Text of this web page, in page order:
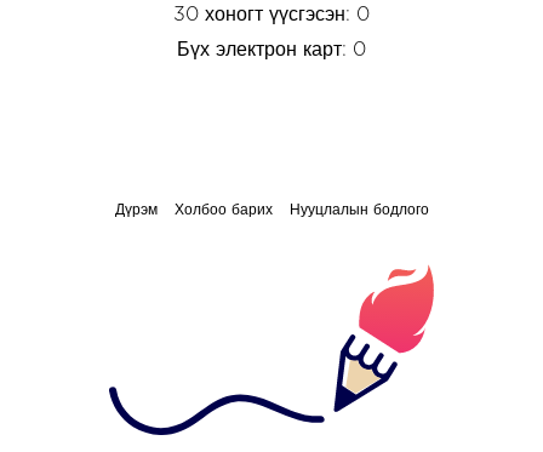
30 хоногт үүсгэсэн: 0
Бүх электрон карт: 0
Дүрэм Холбоо барих Нууцлалын бодлого